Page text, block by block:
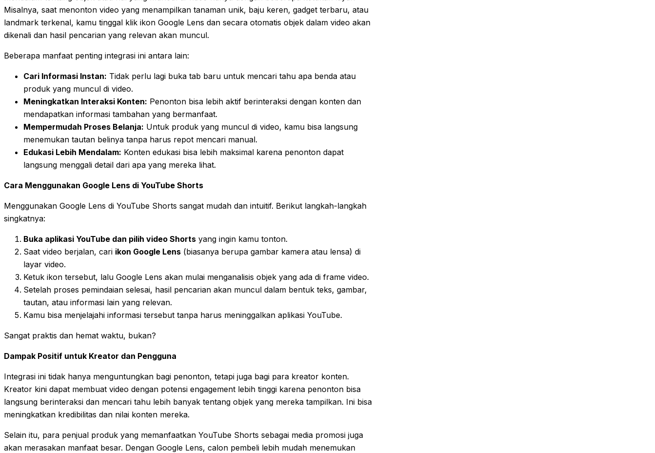
Misalnya, saat menonton video yang menampilkan tanaman unik, baju keren, gadget terbaru, atau
landmark terkenal, kamu tinggal klik ikon Google Lens dan secara otomatis objek dalam video akan
dikenali dan hasil pencarian yang relevan akan muncul.
Beberapa manfaat penting integrasi ini antara lain:
Cari Informasi Instan: Tidak perlu lagi buka tab baru untuk mencari tahu apa benda atau
produk yang muncul di video.
Meningkatkan Interaksi Konten: Penonton bisa lebih aktif berinteraksi dengan konten dan
mendapatkan informasi tambahan yang bermanfaat.
Mempermudah Proses Belanja: Untuk produk yang muncul di video, kamu bisa langsung
menemukan tautan belinya tanpa harus repot mencari manual.
Edukasi Lebih Mendalam: Konten edukasi bisa lebih maksimal karena penonton dapat
langsung menggali detail dari apa yang mereka lihat.
Cara Menggunakan Google Lens di YouTube Shorts
Menggunakan Google Lens di YouTube Shorts sangat mudah dan intuitif. Berikut langkah-langkah
singkatnya:
Buka aplikasi YouTube dan pilih video Shorts yang ingin kamu tonton.
Saat video berjalan, cari ikon Google Lens (biasanya berupa gambar kamera atau lensa) di
layar video.
Ketuk ikon tersebut, lalu Google Lens akan mulai menganalisis objek yang ada di frame video.
Setelah proses pemindaian selesai, hasil pencarian akan muncul dalam bentuk teks, gambar,
tautan, atau informasi lain yang relevan.
Kamu bisa menjelajahi informasi tersebut tanpa harus meninggalkan aplikasi YouTube.
Sangat praktis dan hemat waktu, bukan?
Dampak Positif untuk Kreator dan Pengguna
Integrasi ini tidak hanya menguntungkan bagi penonton, tetapi juga bagi para kreator konten.
Kreator kini dapat membuat video dengan potensi engagement lebih tinggi karena penonton bisa
langsung berinteraksi dan mencari tahu lebih banyak tentang objek yang mereka tampilkan. Ini bisa
meningkatkan kredibilitas dan nilai konten mereka.
Selain itu, para penjual produk yang memanfaatkan YouTube Shorts sebagai media promosi juga
akan merasakan manfaat besar. Dengan Google Lens, calon pembeli lebih mudah menemukan